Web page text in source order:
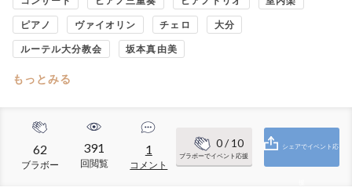
ピアノ ヴァイオリン チェロ 大分
ルーテル大分教会 坂本真由美
もっとみる
62
ブラボー
391
回閲覧
1
コメント
0/ 10
ブラボーでイベント応援
シェアでイベント応